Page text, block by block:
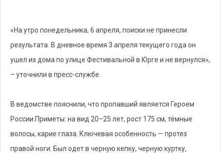
«На утро понедельника, 6 апреля, поиски не принесли
результата. В дневное время 3 апреля текущего года он
ушел из дома по улице Фестивальной в Юрге и не вернулся»,
– уточнили в пресс-службе.
В ведомстве пояснили, что пропавший является Героем
России.Приметы: на вид 20–25 лет, рост 175 см, тёмные
волосы, карие глаза. Ключевая особенность — протез
правой ноги. Был одет в черную кепку, черную куртку,